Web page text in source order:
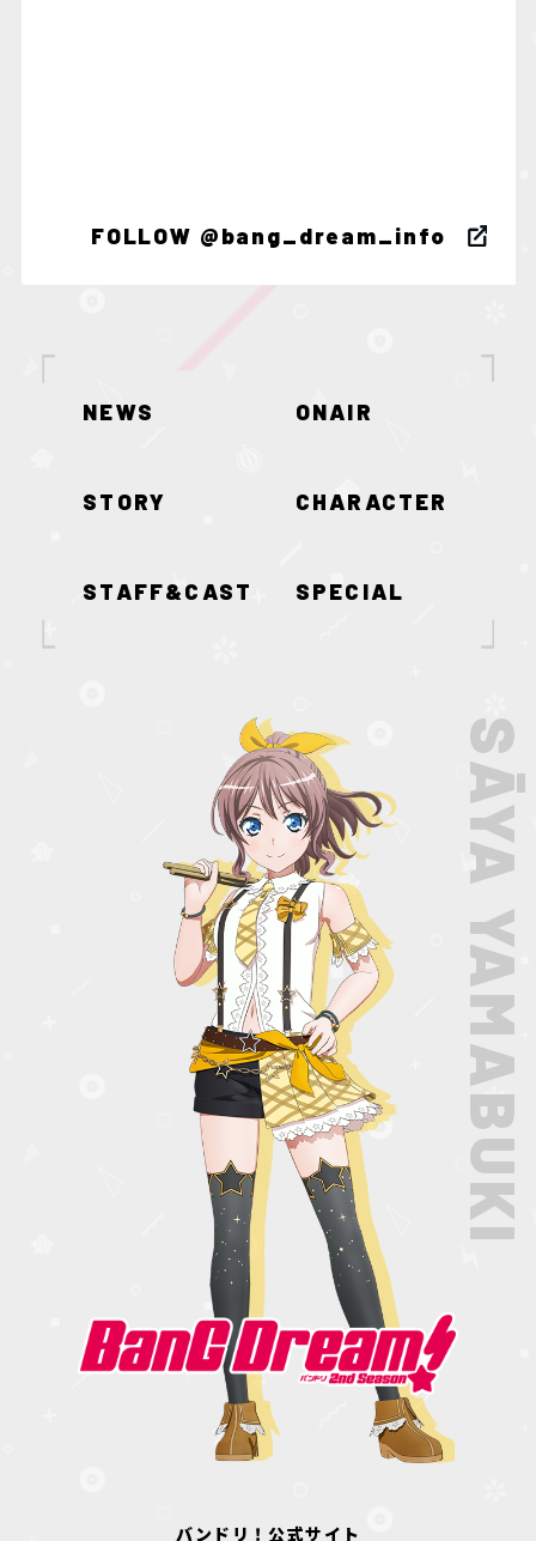
FOLLOW @bang_dream_info
NEWS ONAIR
STORY CHARACTER
STAFF&CAST SPECIAL
バンドリ！公式サイト